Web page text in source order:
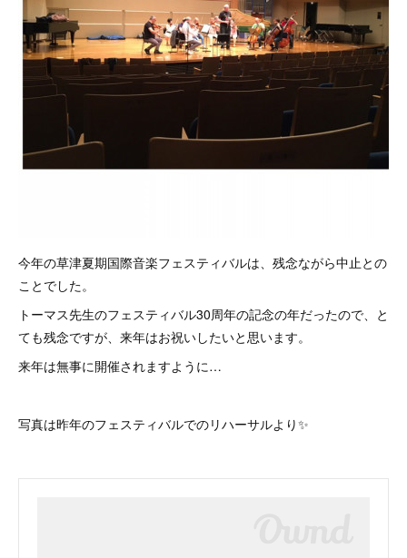
今年の草津夏期国際音楽フェスティバルは、残念ながら中止との
ことでした。
トーマス先生のフェスティバル30周年の記念の年だったので、と
ても残念ですが、来年はお祝いしたいと思います。
来年は無事に開催されますように…
写真は昨年のフェスティバルでのリハーサルより✨